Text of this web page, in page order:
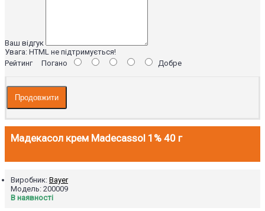
Ваш відгук
Увага: HTML не підтримується!
РейтингПогано Добре
Продовжити
Мадекасол крем Madecassol 1% 40 г
Виробник: Bayer
Модель: 200009
В наявності